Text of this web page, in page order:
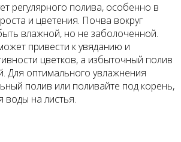
регулярного полива, особенно в
и цветения. Почва вокруг
влажной, но не заболоченной.
привести к увяданию и
цветков, а избыточный полив
Для оптимального увлажнения
полив или поливайте под корень,
воды на листья.